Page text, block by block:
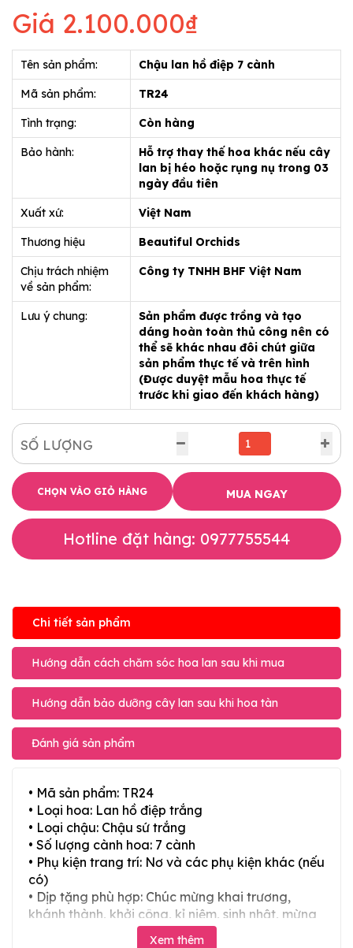
Giá 2.100.000₫
Tên sản phẩm: Chậu lan hồ điệp 7 cành
Mã sản phẩm: TR24
Tình trạng: Còn hàng
Bảo hành:
Hỗ trợ thay thế hoa khác nếu cây
lan bị héo hoặc rụng nụ trong 03
ngày đầu tiên
Xuất xứ: Việt Nam
Thương hiệu Beautiful Orchids
Chịu trách nhiệm
về sản phẩm:
Công ty TNHH BHF Việt Nam
Lưu ý chung:
Sản phẩm được trồng và tạo
dáng hoàn toàn thủ công nên có
thể sẽ khác nhau đôi chút giữa
sản phẩm thực tế và trên hình
(Được duyệt mẫu hoa thực tế
trước khi giao đến khách hàng)
SỐ LƯỢNG
CHỌN VÀO GIỎ HÀNG MUA NGAY
Hotline đặt hàng: 0977755544
Chi tiết sản phẩm
Hướng dẫn cách chăm sóc hoa lan sau khi mua
Hướng dẫn bảo dưỡng cây lan sau khi hoa tàn
Đánh giá sản phẩm
• Mã sản phẩm: TR24
• Loại hoa: Lan hồ điệp trắng
• Loại chậu: Chậu sứ trắng
• Số lượng cành hoa: 7 cành
• Phụ kiện trang trí: Nơ và các phụ kiện khác (nếu
có)
• Dịp tặng phù hợp: Chúc mừng khai trương,
khánh thành, khởi công, kỉ niệm, sinh nhật, mừng
thọ, mừng cưới, tân gia và các ngày lễ tết trong
Xem thêm